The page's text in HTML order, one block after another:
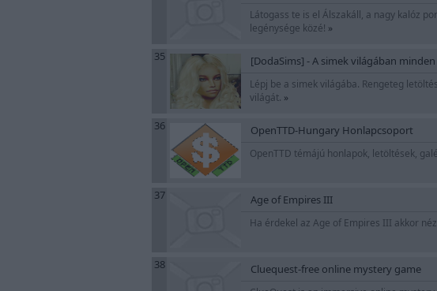
Látogass te is el Álszakáll, a nagy kalóz
legénysége közé! »
35 [DodaSims] - A simek világában
Lépj be a simek világába. Rengeteg
világát. »
36 OpenTTD-Hungary Honlapcsoport
OpenTTD témájú honlapok, letöltések,
37 Age of Empires III
Ha érdekel az Age of Empires III akkor
38 Cluequest-free online mystery game